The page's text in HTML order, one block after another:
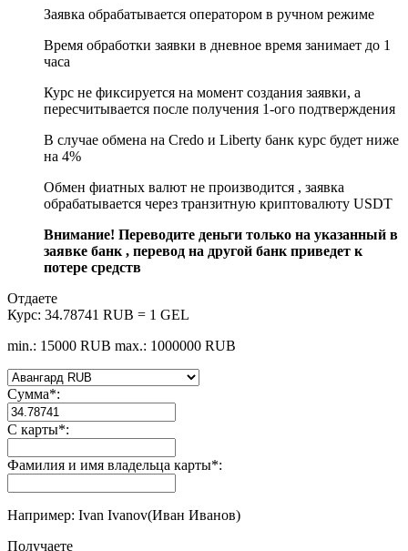
Заявка обрабатывается оператором в ручном режиме
Время обработки заявки в дневное время занимает до 1
часа
Курс не фиксируется на момент создания заявки, а
пересчитывается после получения 1-ого подтверждения
В случае обмена на Credo и Liberty банк курс будет ниже
на 4%
Обмен фиатных валют не производится , заявка
обрабатывается через транзитную криптовалюту USDT
Внимание! Переводите деньги только на указанный в
заявке банк , перевод на другой банк приведет к
потере средств
Отдаете
Курс: 34.78741 RUB = 1 GEL
min.: 15000 RUB max.: 1000000 RUB
Сумма*:
С карты*:
Фамилия и имя владельца карты*:
Например: Ivan Ivanov(Иван Иванов)
Получаете